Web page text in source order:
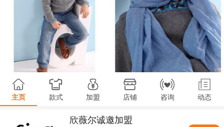
主页 款式 加盟 店铺 咨询 动态
欣薇尔诚邀加盟